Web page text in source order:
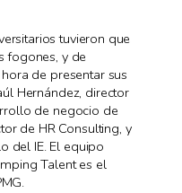
tuvieron que
fogones, y de
de presentar sus
Hernández, director
de negocio de
de HR Consulting, y
del IE. El equipo
Talent es el